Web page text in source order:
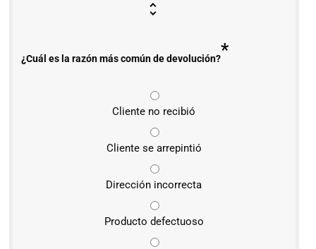
¿Cuál es la razón más común de devolución?*
Cliente no recibió
Cliente se arrepintió
Dirección incorrecta
Producto defectuoso